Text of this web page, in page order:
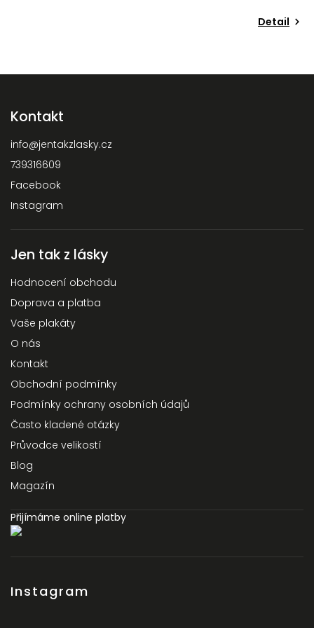
Detail
Kontakt
info@jentakzlasky.cz
739316609
Facebook
Instagram
Jen tak z lásky
Hodnocení obchodu
Doprava a platba
Vaše plakáty
O nás
Kontakt
Obchodní podmínky
Podmínky ochrany osobních údajů
Často kladené otázky
Průvodce velikostí
Blog
Magazín
Přijímáme online platby
Instagram